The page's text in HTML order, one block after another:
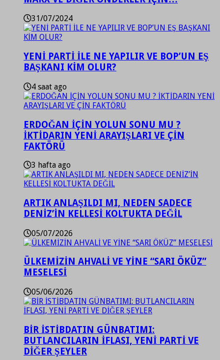
31/07/2024
YENİ PARTİ İLE NE YAPILIR VE BOP’UN EŞ
BAŞKANI KİM OLUR?
4 saat ago
ERDOĞAN İÇİN YOLUN SONU MU ?
İKTİDARIN YENİ ARAYIŞLARI VE ÇİN
FAKTÖRÜ
3 hafta ago
ARTIK ANLAŞILDI MI, NEDEN SADECE
DENİZ’İN KELLESİ KOLTUKTA DEĞİL
05/07/2026
ÜLKEMİZİN AHVALİ VE YİNE “SARI ÖKÜZ”
MESELESİ
05/06/2026
BİR İSTİBDATIN GÜNBATIMI:
BUTLANCILARIN İFLASI, YENİ PARTİ VE
DİĞER ŞEYLER